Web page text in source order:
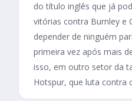
do título inglês que já
vitórias contra Burnley e
depender de ninguém
primeira vez após mais
isso, em outro setor da
Hotspur, que luta contra